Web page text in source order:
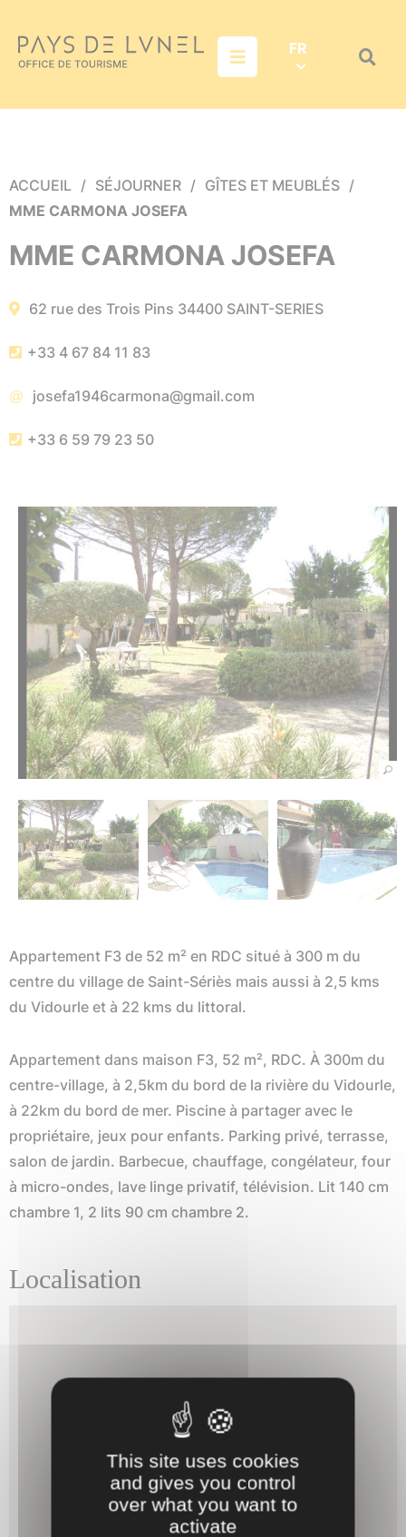
Aller à la recherche
Menu FR
ACCUEIL SÉJOURNER
GÎTES ET MEUBLÉS
MME CARMONA JOSEFA
MME CARMONA JOSEFA
62 rue des Trois Pins 34400 SAINT-SERIES
+33 4 67 84 11 83
josefa1946carmona@gmail.com
+33 6 59 79 23 50
Appartement F3 de 52 m² en RDC situé à 300 m du
centre du village de Saint-Sériès mais aussi à 2,5 kms
du Vidourle et à 22 kms du littoral.
Appartement dans maison F3, 52 m², RDC. À 300m du
centre-village, à 2,5km du bord de la rivière du Vidourle,
à 22km du bord de mer. Piscine à partager avec le
propriétaire, jeux pour enfants. Parking privé, terrasse,
salon de jardin. Barbecue, chauffage, congélateur, four
à micro-ondes, lave linge privatif, télévision. Lit 140 cm
chambre 1, 2 lits 90 cm chambre 2.
Localisation
This site uses cookies
and gives you control
over what you want to
activate